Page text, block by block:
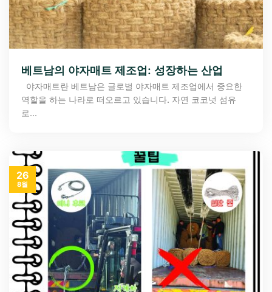
베트남의 야자매트 제조업: 성장하는 산업
야자매트란 베트남은 글로벌 야자매트 제조업에서 중요한
역할을 하는 나라로 떠오르고 있습니다. 자연 코코넛 섬유
로...
26
8월